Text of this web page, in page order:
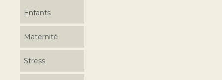
Enfants
Maternité
Stress